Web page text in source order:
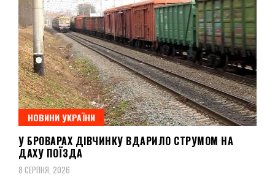
НОВИНИ УКРАЇНИ
У БРОВАРАХ ДІВЧИНКУ ВДАРИЛО СТРУМОМ НА
ДАХУ ПОЇЗДА
8 СЕРПНЯ, 2026